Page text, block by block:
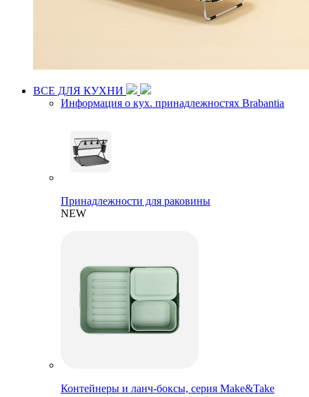
ВСЕ ДЛЯ КУХНИ
Информация о кух. принадлежностях Brabantia
Принадлежности для раковины
NEW
Контейнеры и ланч-боксы, серия Make&Take